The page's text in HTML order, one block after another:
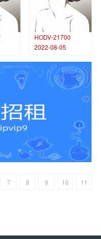
HODV-21700
2022-08-05
7 8 9 10 11